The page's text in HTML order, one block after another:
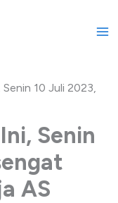
10 Juli 2023,
Senin
AS